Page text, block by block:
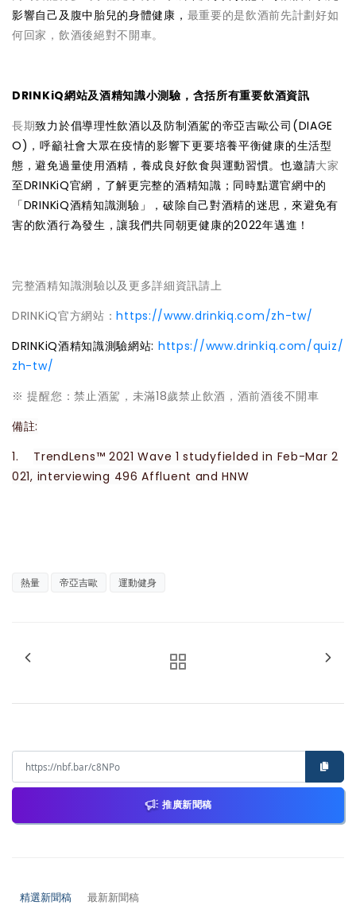
影響自己及腹中胎兒的身體健康， 最重要的是飲酒前先計劃好如
何回家，飲酒後絕對不開車。
DRINKiQ網站及酒精知識小測驗，含括所有重要飲酒資訊
長期致力於倡導理性飲酒以及防制酒駕的帝亞吉歐公司(DIAGE
O)，呼籲社會大眾在疫情的影響下更要培養平衡健康的生活型
態，避免過量使用酒精，養成良好飲食與運動習慣。也邀請大家
至DRINKiQ官網，了解更完整的酒精知識；同時點選官網中的
「DRINKiQ酒精知識測驗」，破除自己對酒精的迷思，來避免有
害的飲酒行為發生，讓我們共同朝更健康的2022年邁進！
完整酒精知識測驗以及更多詳細資訊請上
DRINKiQ官方網站：https://www.drinkiq.com/zh-tw/
DRINKiQ酒精知識測驗網站: https://www.drinkiq.com/quiz/
zh-tw/
※ 提醒您：禁止酒駕，未滿18歲禁止飲酒，酒前酒後不開車
備註:
1. TrendLens™ 2021 Wave 1 studyfielded in Feb-Mar 2
021, interviewing 496 Affluent and HNW
熱量 帝亞吉歐 運動健身
推廣新聞稿
精選新聞稿 最新新聞稿